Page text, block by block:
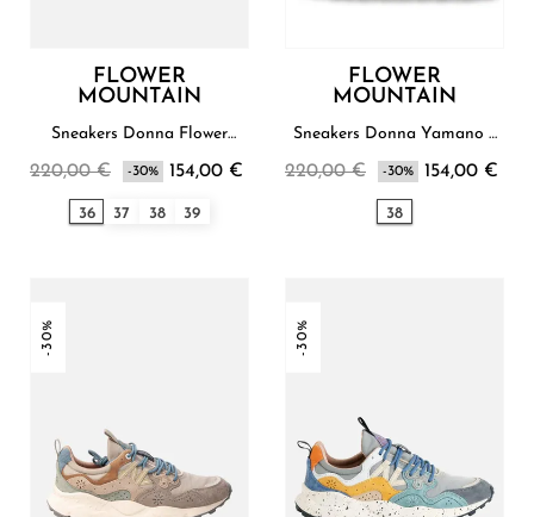
FLOWER
MOUNTAIN
Sneakers Donna Flower
220,00 € -30% 154,00 €
36 37 38 39
FLOWER
MOUNTAIN
Sneakers Donna Yamano 3
220,00 € -30% 154,00 €
38
-30% -30%